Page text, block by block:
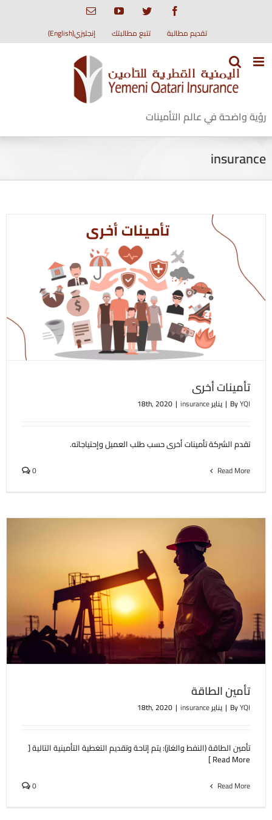
Facebook
Twitter
YouTube
Email
تقديم مطالبة تتبع مطالبتك إنجليزي(English)
رؤية واضحة في عالم التأمينات
insurance
تأمينات أخرى
ByYQI
| يناير 18th, 2020 | insurance
تقدم الشركة تأمينات أخرى حسب طلب العميل وإحتياجاته.
Read More
0
تأمين الطاقة
ByYQI
| يناير 18th, 2020 | insurance
تأمين الطاقة (النفط والغاز): يتم إتاحة وتقديم التغطية التأمينية التالية [
Read More ]
Read More
0